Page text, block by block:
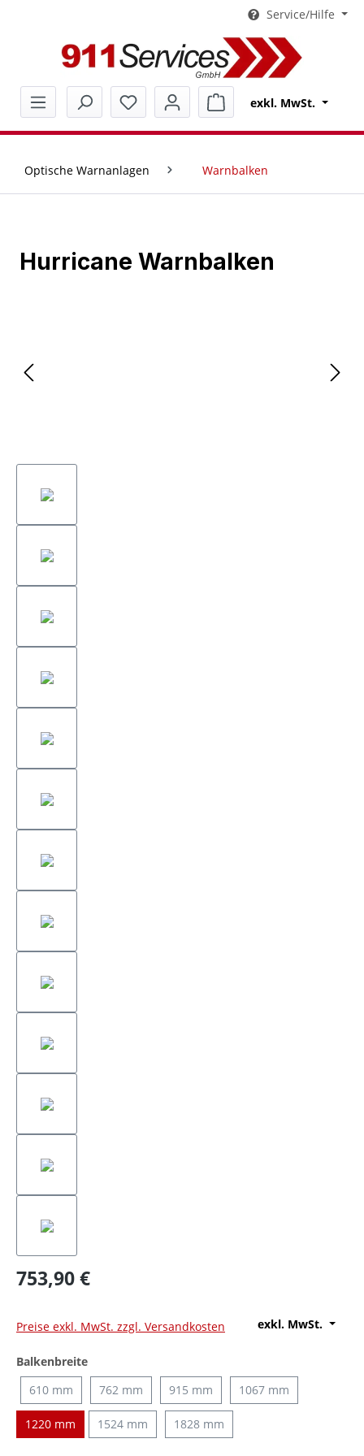
Service/Hilfe
Warenkorb enthält 0
exkl. MwSt.
Optische Warnanlagen Warnbalken
Hurricane Warnbalken
753,90 €
exkl. MwSt.
Preise exkl. MwSt. zzgl. Versandkosten
Balkenbreiteauswählen
610 mm
762 mm 915 mm 1067 mm
1220 mm 1524 mm 1828 mm